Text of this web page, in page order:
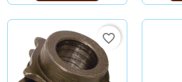
favorite_border